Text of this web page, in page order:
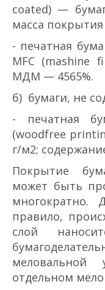
coated) —
масса покрытия
- печатная
MFC (mashine
МДМ — 45­65%.
б) бумаги, не
- печатная
(woodfree
г/м2;
Покрытие
может быть
многократно.
правило,
слой
отдельном